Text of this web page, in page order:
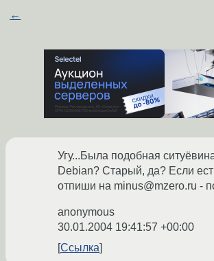
←
Угу...Была подобная
Debian? Старый, да? Если
отпиши на minus@mzero.ru -
anonymous
30.01.2004 19:41:57 +00:00
Ссылка